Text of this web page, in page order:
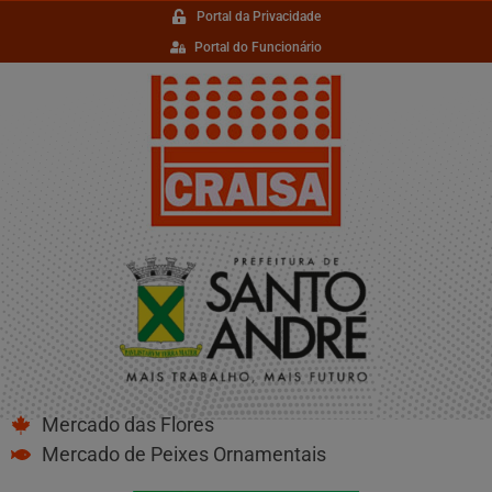
Portal da Privacidade
Portal do Funcionário
Mercado das Flores
Mercado de Peixes Ornamentais